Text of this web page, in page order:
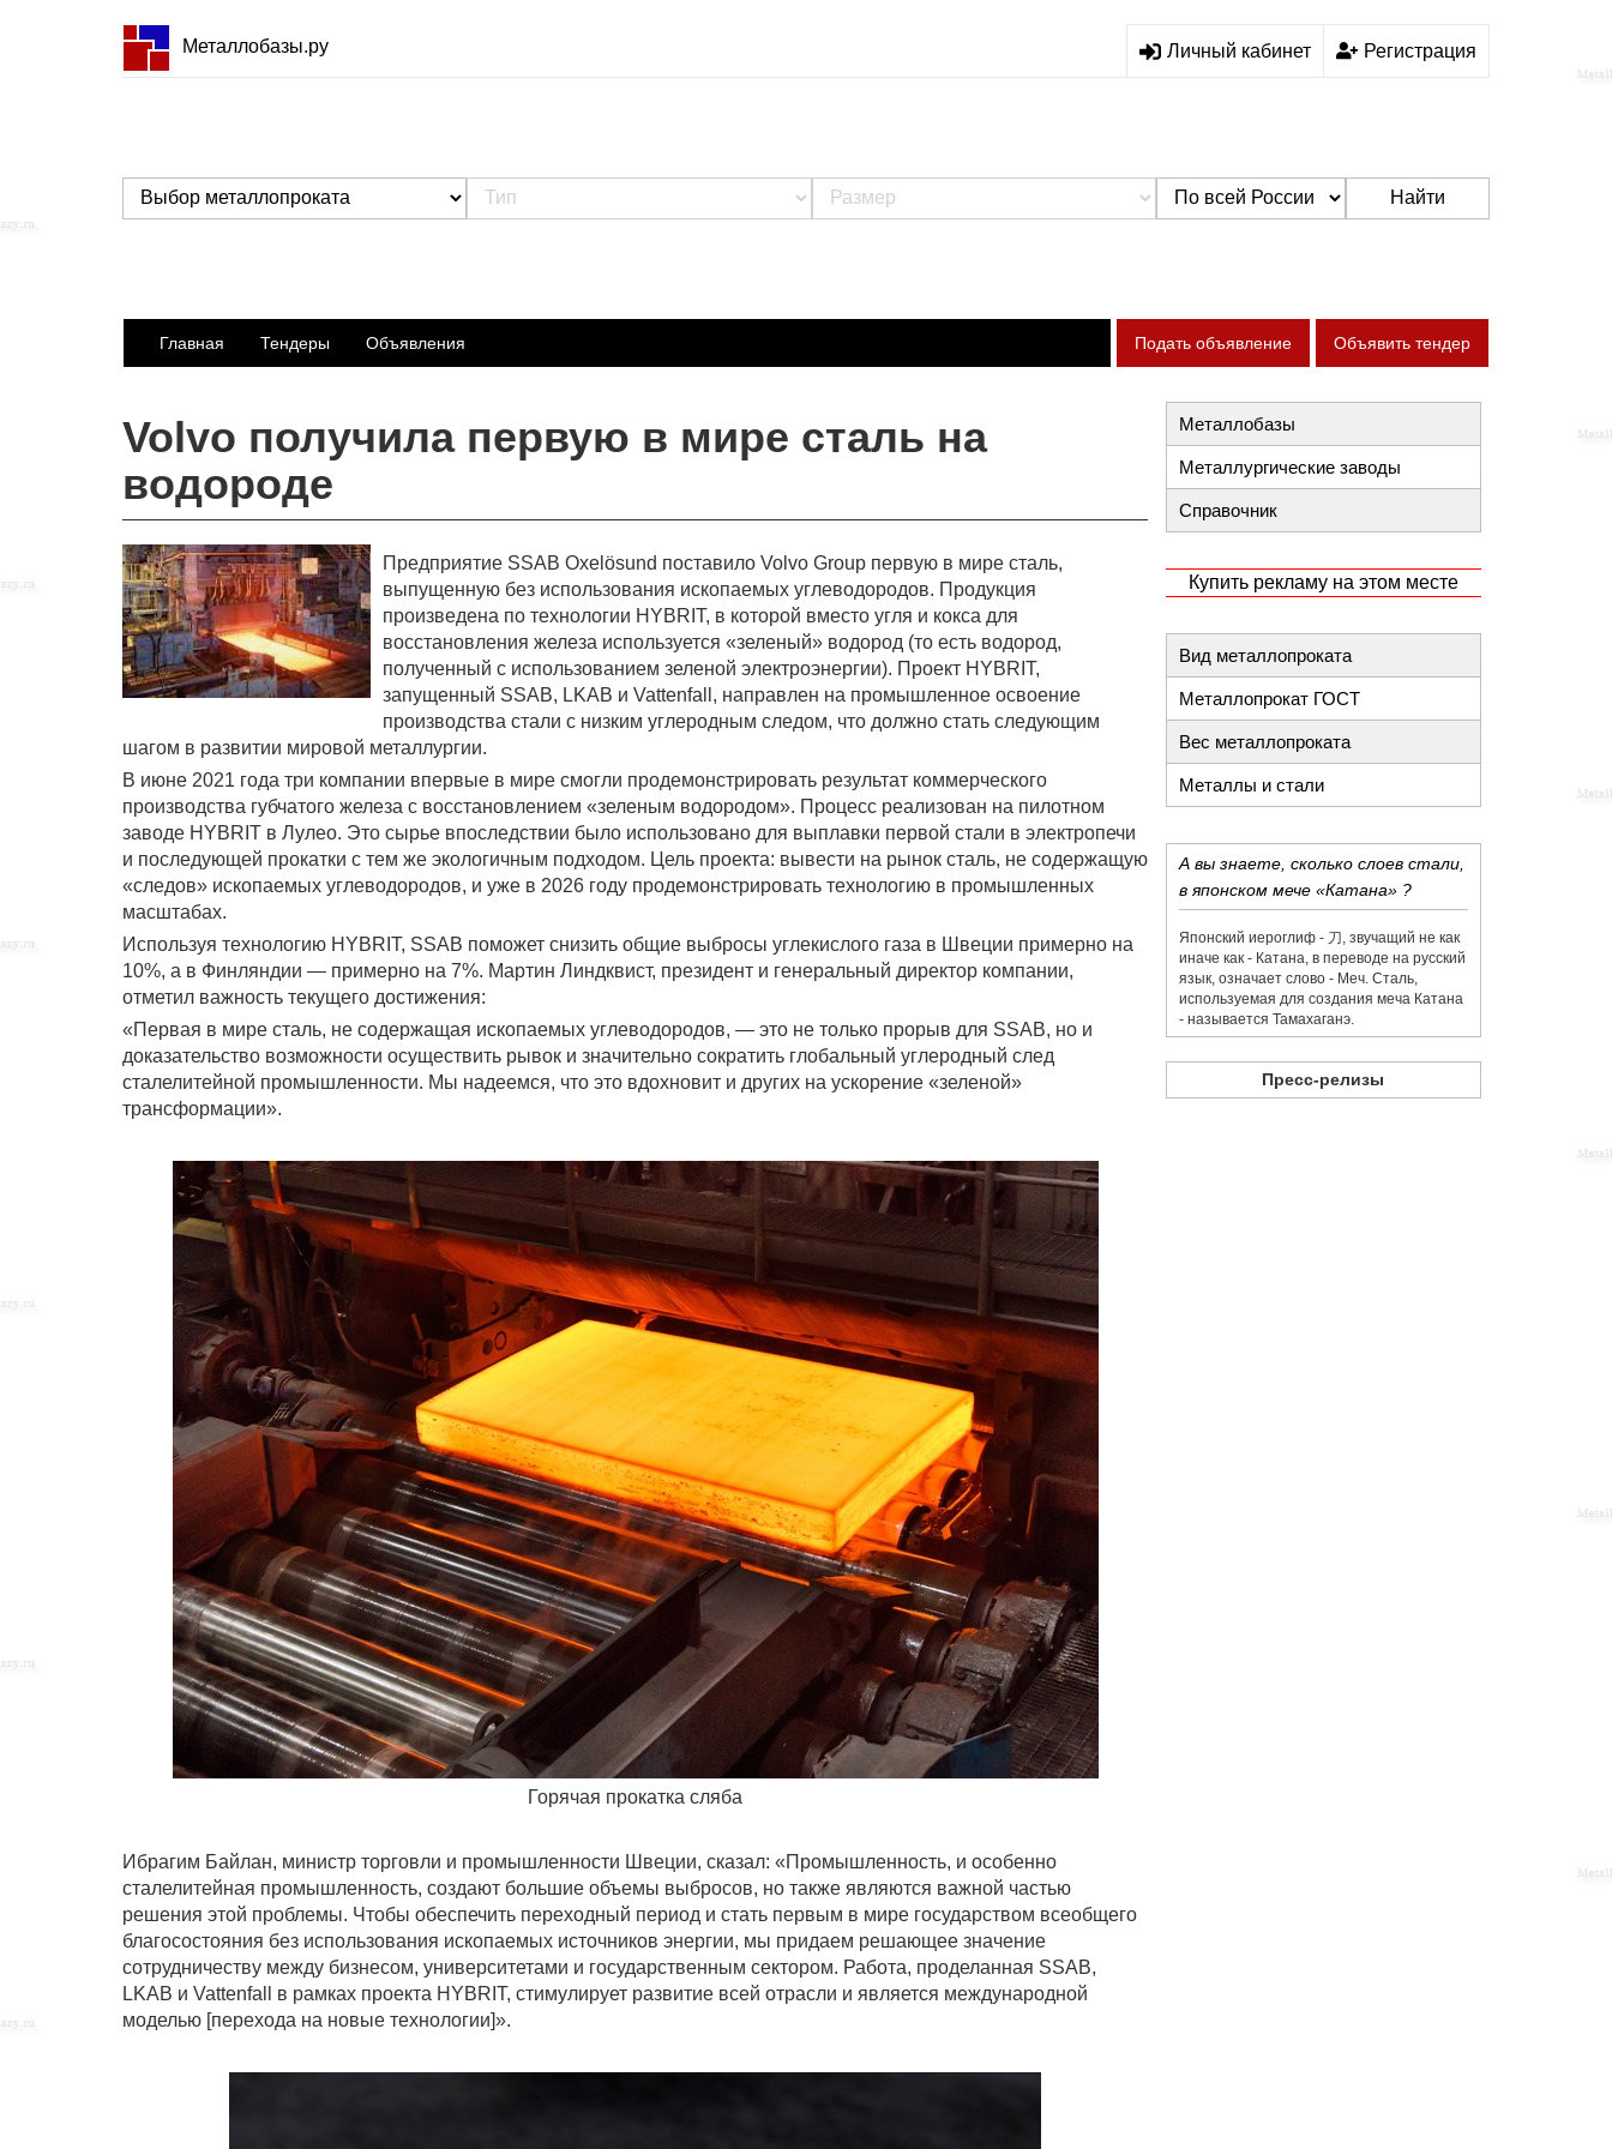
Металлобазы.ру Личный кабинет Регистрация
Найти
Главная Тендеры Объявления Подать объявление Объявить тендер
Volvo получила первую в мире сталь на
водороде
Предприятие SSAB Oxelösund поставило Volvo Group первую в мире сталь,
выпущенную без использования ископаемых углеводородов. Продукция
произведена по технологии HYBRIT, в которой вместо угля и кокса для
восстановления железа используется «зеленый» водород (то есть водород,
полученный с использованием зеленой электроэнергии). Проект HYBRIT,
запущенный SSAB, LKAB и Vattenfall, направлен на промышленное освоение
производства стали с низким углеродным следом, что должно стать следующим
шагом в развитии мировой металлургии.
В июне 2021 года три компании впервые в мире смогли продемонстрировать результат коммерческого
производства губчатого железа с восстановлением «зеленым водородом». Процесс реализован на пилотном
заводе HYBRIT в Лулео. Это сырье впоследствии было использовано для выплавки первой стали в электропечи
и последующей прокатки с тем же экологичным подходом. Цель проекта: вывести на рынок сталь, не содержащую
«следов» ископаемых углеводородов, и уже в 2026 году продемонстрировать технологию в промышленных
масштабах.
Используя технологию HYBRIT, SSAB поможет снизить общие выбросы углекислого газа в Швеции примерно на
10%, а в Финляндии — примерно на 7%. Мартин Линдквист, президент и генеральный директор компании,
отметил важность текущего достижения:
«Первая в мире сталь, не содержащая ископаемых углеводородов, — это не только прорыв для SSAB, но и
доказательство возможности осуществить рывок и значительно сократить глобальный углеродный след
сталелитейной промышленности. Мы надеемся, что это вдохновит и других на ускорение «зеленой»
трансформации».
Горячая прокатка сляба
Ибрагим Байлан, министр торговли и промышленности Швеции, сказал: «Промышленность, и особенно
сталелитейная промышленность, создают большие объемы выбросов, но также являются важной частью
решения этой проблемы. Чтобы обеспечить переходный период и стать первым в мире государством всеобщего
благосостояния без использования ископаемых источников энергии, мы придаем решающее значение
сотрудничеству между бизнесом, университетами и государственным сектором. Работа, проделанная SSAB,
LKAB и Vattenfall в рамках проекта HYBRIT, стимулирует развитие всей отрасли и является международной
моделью [перехода на новые технологии]».
Металлобазы
Металлургические заводы
Справочник
Купить рекламу на этом месте
Вид металлопроката
Металлопрокат ГОСТ
Вес металлопроката
Металлы и стали
А вы знаете, сколько слоев стали,
в японском мече «Катана» ?
Японский иероглиф - 刀,​ звучащий не как
иначе как - Катана, в переводе на русский
язык, означает слово - Меч. Сталь,
используемая для создания меча Катана
- называется Тамахаганэ.
Пресс-релизы